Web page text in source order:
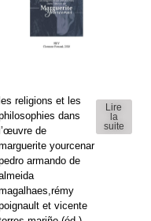
les religions et les
dans
l’œuvre de
yourcenar
armando de
et vicente
Lire
la
suite